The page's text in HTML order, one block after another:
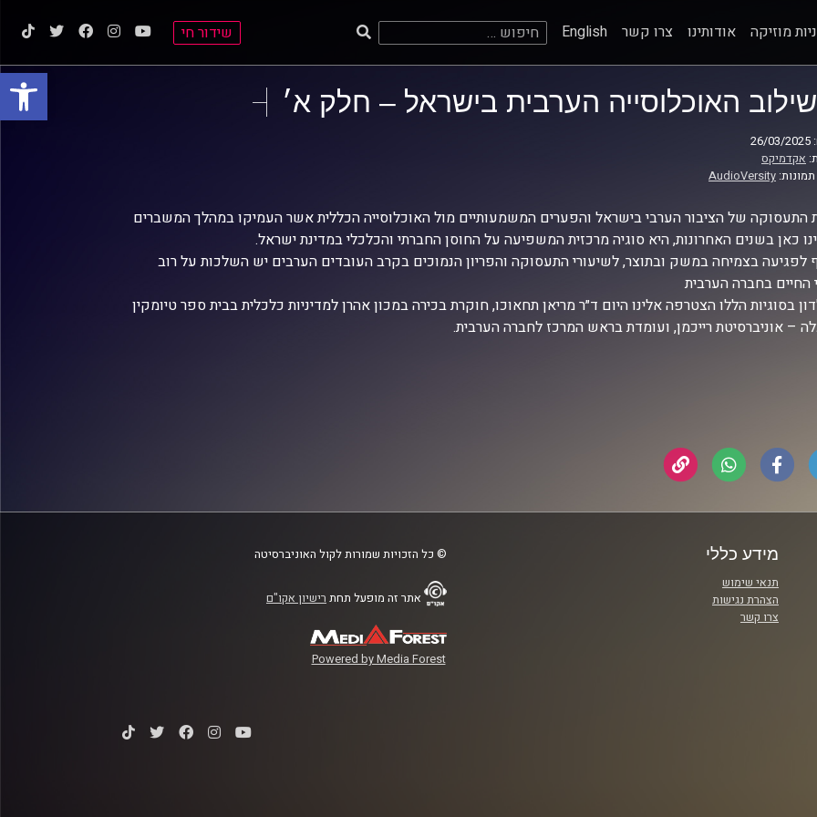
פתח
מוזיקה אודותינו צרו קשר English חיפוש: שידור חי
שילוב האוכלוסייה הערבית בישראל – חלק א׳
אקדמיקס
AudioVersity
התעסוקה של הציבור הערבי בישראל והפערים המשמעותיים מול האוכלוסייה הכללית אשר העמיקו במהלך המשברים
כאן בשנים האחרונות, היא סוגיה מרכזית המשפיעה על החוסן החברתי והכלכלי במדינת ישראל.
לפגיעה בצמיחה במשק ובתוצר, לשיעורי התעסוקה והפריון הנמוכים בקרב העובדים הערבים יש השלכות על רוב
החיים בחברה הערבית
בסוגיות הללו הצטרפה אלינו היום ד״ר מריאן תחאוכו, חוקרת בכירה במכון אהרן למדיניות כלכלית בבית ספר טיומקין
– אוניברסיטת רייכמן, ועומדת בראש המרכז לחברה הערבית.
מידע כללי
תנאי שימוש
הצהרת נגישות
צרו קשר
© כל הזכויות שמורות לקול האוניברסיטה
אתר זה מופעל תחת רישיון אקו"ם
Powered by Media Forest